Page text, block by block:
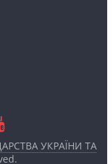
УКРАЇНИ ТА